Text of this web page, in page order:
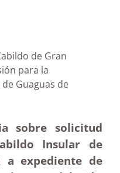
de Gran
para la
Guaguas de
sobre solicitud
Insular de
a expediente de